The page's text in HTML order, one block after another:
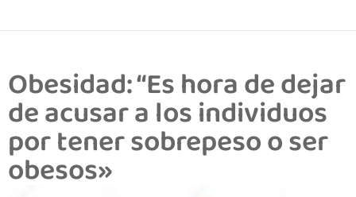
Obesidad: “Es hora de dejar
de acusar a los individuos
por tener sobrepeso o ser
obesos»